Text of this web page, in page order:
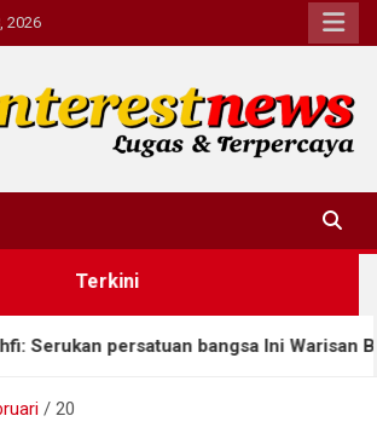
2026
Terkini
persatuan bangsa Ini Warisan Budaya
20